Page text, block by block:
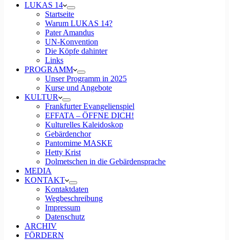
LUKAS 14
Startseite
Warum LUKAS 14?
Pater Amandus
UN-Konvention
Die Köpfe dahinter
Links
PROGRAMM
Unser Programm in 2025
Kurse und Angebote
KULTUR
Frankfurter Evangelienspiel
EFFATA – ÖFFNE DICH!
Kulturelles Kaleidoskop
Gebärdenchor
Pantomime MASKE
Hetty Krist
Dolmetschen in die Gebärdensprache
MEDIA
KONTAKT
Kontaktdaten
Wegbeschreibung
Impressum
Datenschutz
ARCHIV
FÖRDERN